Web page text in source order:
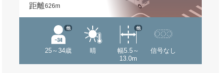
距離626m
25～34歳
他
晴
幅5.5～
13.0m
他
信号なし